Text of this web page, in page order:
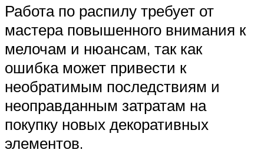
Работа по распилу требует от
мастера повышенного внимания к
мелочам и нюансам, так как
ошибка может привести к
необратимым последствиям и
неоправданным затратам на
покупку новых декоративных
элементов.